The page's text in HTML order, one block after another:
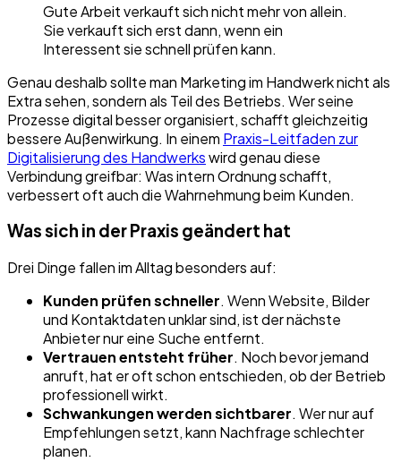
Gute Arbeit verkauft sich nicht mehr von allein.
Sie verkauft sich erst dann, wenn ein
Interessent sie schnell prüfen kann.
Genau deshalb sollte man Marketing im Handwerk nicht als
Extra sehen, sondern als Teil des Betriebs. Wer seine
Prozesse digital besser organisiert, schafft gleichzeitig
bessere Außenwirkung. In einem Praxis-Leitfaden zur
Digitalisierung des Handwerkswird genau diese
Verbindung greifbar: Was intern Ordnung schafft,
verbessert oft auch die Wahrnehmung beim Kunden.
Was sich in der Praxis geändert hat
Drei Dinge fallen im Alltag besonders auf:
Kunden prüfen schneller. Wenn Website, Bilder
und Kontaktdaten unklar sind, ist der nächste
Anbieter nur eine Suche entfernt.
Vertrauen entsteht früher. Noch bevor jemand
anruft, hat er oft schon entschieden, ob der Betrieb
professionell wirkt.
Schwankungen werden sichtbarer. Wer nur auf
Empfehlungen setzt, kann Nachfrage schlechter
planen.